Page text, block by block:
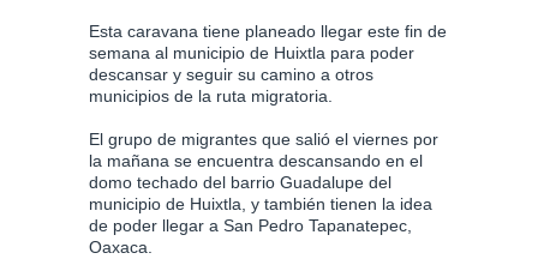
Esta caravana tiene planeado llegar este fin de
semana al municipio de Huixtla para poder
descansar y seguir su camino a otros
municipios de la ruta migratoria.
El grupo de migrantes que salió el viernes por
la mañana se encuentra descansando en el
domo techado del barrio Guadalupe del
municipio de Huixtla, y también tienen la idea
de poder llegar a San Pedro Tapanatepec,
Oaxaca.